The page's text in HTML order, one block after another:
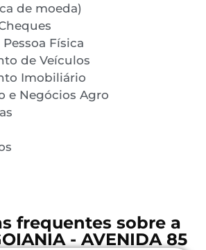
de moeda)
Física
de Veículos
Imobiliário
e Negócios Agro
frequentes sobre a
- AVENIDA 85